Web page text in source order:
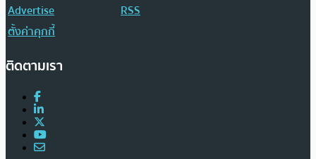
Advertise
RSS
ตั้งค่าคุกกี้
ติดตามเรา